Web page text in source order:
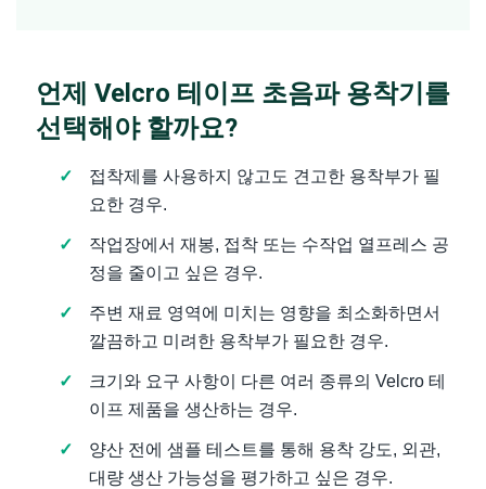
언제 Velcro 테이프 초음파 용착기를
선택해야 할까요?
접착제를 사용하지 않고도 견고한 용착부가 필
요한 경우.
작업장에서 재봉, 접착 또는 수작업 열프레스 공
정을 줄이고 싶은 경우.
주변 재료 영역에 미치는 영향을 최소화하면서
깔끔하고 미려한 용착부가 필요한 경우.
크기와 요구 사항이 다른 여러 종류의 Velcro 테
이프 제품을 생산하는 경우.
양산 전에 샘플 테스트를 통해 용착 강도, 외관,
대량 생산 가능성을 평가하고 싶은 경우.